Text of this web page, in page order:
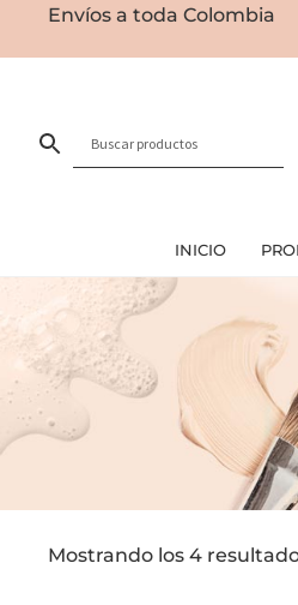
Envíos a toda Colombia
INICIO
Mostrando los 4